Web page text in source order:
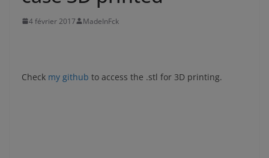
4 février 2017 MadeInFck
Check my github to access the .stl for 3D printing.